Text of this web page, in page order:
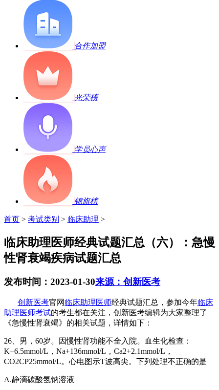
合作加盟
光荣榜
学员心声
锦旗榜
首页 > 考试类别 > 临床助理 >
临床助理医师经典试题汇总（六）：急慢
性肾衰竭疾病试题汇总
发布时间：2023-01-30来源：创新医考
创新医考官网 临床助理医师经典试题汇总，参加今年临床
助理医师考试的考生都在关注，创新医考编辑为大家整理了
《急慢性肾衰竭》的相关试题，详情如下：
26 、男， 60岁。因慢性肾功能不全入院。血生化检查：
K+6.5mmol/L ， Na+136mmol/L ， Ca2+2.1mmol/L ，
CO2CP25mmol/L。心电图示T波高尖。下列处理不正确的是
A.静滴碳酸氢钠溶液